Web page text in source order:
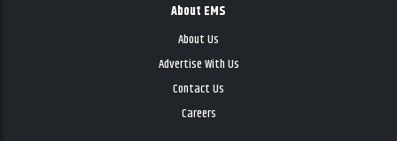
About EMS
About Us
Advertise With Us
Contact Us
Careers